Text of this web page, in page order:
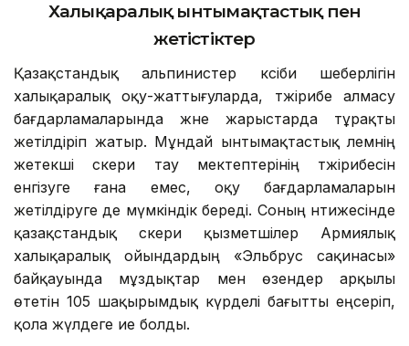
Халықаралық ынтымақтастық пен
жетістіктер
Қазақстандық альпинистер кәсіби шеберлігін
халықаралық оқу-жаттығуларда, тәжірибе алмасу
бағдарламаларында және жарыстарда тұрақты
жетілдіріп жатыр. Мұндай ынтымақтастық әлемнің
жетекші әскери тау мектептерінің тәжірибесін
енгізуге ғана емес, оқу бағдарламаларын
жетілдіруге де мүмкіндік береді. Соның нәтижесінде
қазақстандық әскери қызметшілер Армиялық
халықаралық ойындардың «Эльбрус сақинасы»
байқауында мұздықтар мен өзендер арқылы
өтетін 105 шақырымдық күрделі бағытты еңсеріп,
қола жүлдеге ие болды.